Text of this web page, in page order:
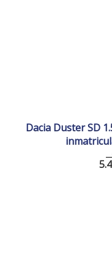
Dacia Duster SD